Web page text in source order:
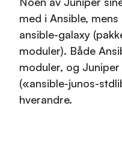
med i Ansible,
ansible-galaxy
moduler). Både
moduler, og
(«ansible-junos-
hverandre.